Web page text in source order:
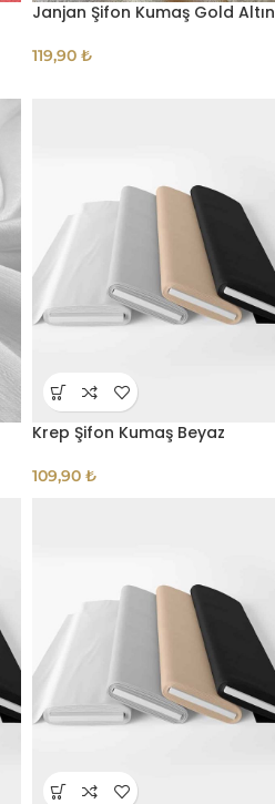
Janjan Şifon Kumaş Gold Altın
119,90 ₺
Krep Şifon Kumaş Beyaz
109,90 ₺